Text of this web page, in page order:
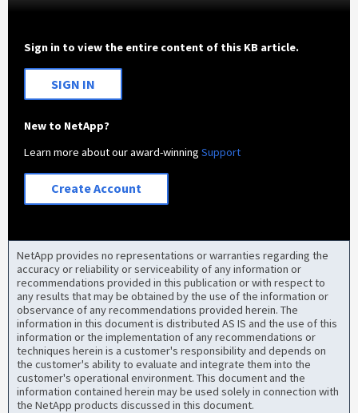
Sign in to view the entire content of this KB article.
SIGN IN
New to NetApp?
Learn more about our award-winningSupport
Create Account
NetApp provides no representations or warranties regarding the
accuracy or reliability or serviceability of any information or
recommendations provided in this publication or with respect to
any results that may be obtained by the use of the information or
observance of any recommendations provided herein. The
information in this document is distributed AS IS and the use of this
information or the implementation of any recommendations or
techniques herein is a customer's responsibility and depends on
the customer's ability to evaluate and integrate them into the
customer's operational environment. This document and the
information contained herein may be used solely in connection with
the NetApp products discussed in this document.